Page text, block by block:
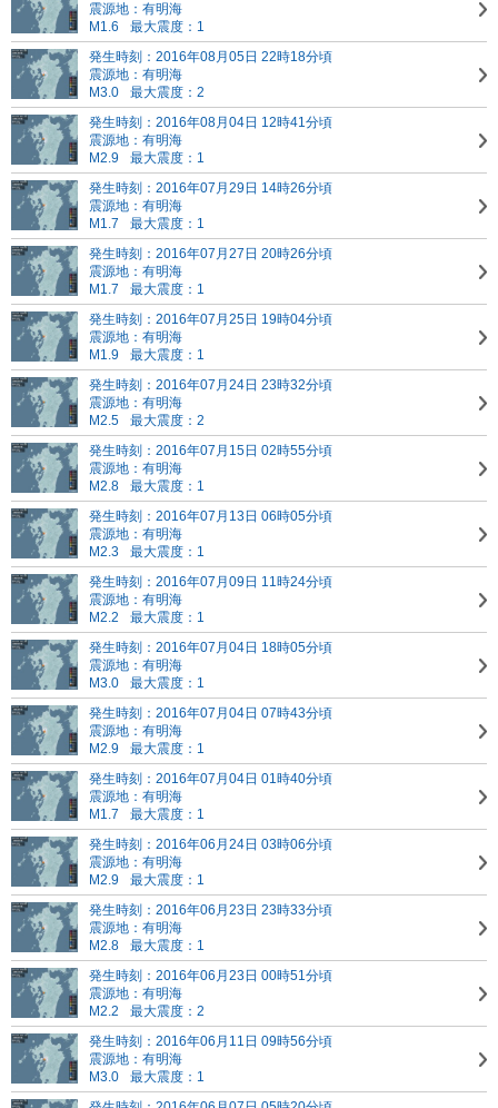
震源地：有明海
M1.6
最大震度：1
発生時刻：2016年08月05日 22時18分頃
震源地：有明海
M3.0
最大震度：2
発生時刻：2016年08月04日 12時41分頃
震源地：有明海
M2.9
最大震度：1
発生時刻：2016年07月29日 14時26分頃
震源地：有明海
M1.7
最大震度：1
発生時刻：2016年07月27日 20時26分頃
震源地：有明海
M1.7
最大震度：1
発生時刻：2016年07月25日 19時04分頃
震源地：有明海
M1.9
最大震度：1
発生時刻：2016年07月24日 23時32分頃
震源地：有明海
M2.5
最大震度：2
発生時刻：2016年07月15日 02時55分頃
震源地：有明海
M2.8
最大震度：1
発生時刻：2016年07月13日 06時05分頃
震源地：有明海
M2.3
最大震度：1
発生時刻：2016年07月09日 11時24分頃
震源地：有明海
M2.2
最大震度：1
発生時刻：2016年07月04日 18時05分頃
震源地：有明海
M3.0
最大震度：1
発生時刻：2016年07月04日 07時43分頃
震源地：有明海
M2.9
最大震度：1
発生時刻：2016年07月04日 01時40分頃
震源地：有明海
M1.7
最大震度：1
発生時刻：2016年06月24日 03時06分頃
震源地：有明海
M2.9
最大震度：1
発生時刻：2016年06月23日 23時33分頃
震源地：有明海
M2.8
最大震度：1
発生時刻：2016年06月23日 00時51分頃
震源地：有明海
M2.2
最大震度：2
発生時刻：2016年06月11日 09時56分頃
震源地：有明海
M3.0
最大震度：1